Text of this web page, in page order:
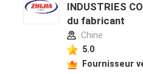
INDUSTRIES
du fabricant
Chine
5.0
Fournisseur